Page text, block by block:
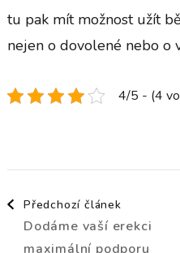
tu pak mít možnost užít
nejen o dovolené nebo o
4/5 - (4
Navigace
příspěvku
Předchozí článek
Dodáme vaší erekci
maximální podporu